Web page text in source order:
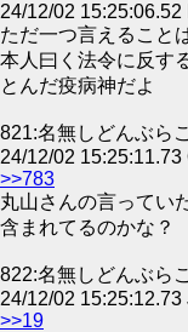
24/12/02
ただ一つ言えること
本人曰く法令に反す
とんだ疫病神だよ
821:名無しどんぶらこ
24/12/02
>>783
丸山さんの言ってい
含まれてるのかな？
822:名無しどんぶらこ
24/12/02
>>19